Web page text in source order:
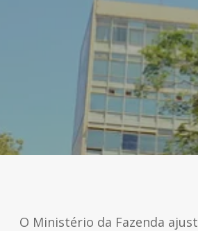
O Ministério da Fazenda